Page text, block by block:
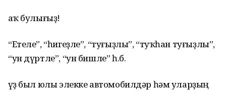
Һаҡ булығыҙ!
“Етеле”, “һигеҙле”, “туғыҙлы”, “туҡһан туғыҙлы”,
“ун дүртле”, “ун бишле” һ.б.
Һүҙ был юлы элекке автомобилдәр һәм уларҙың